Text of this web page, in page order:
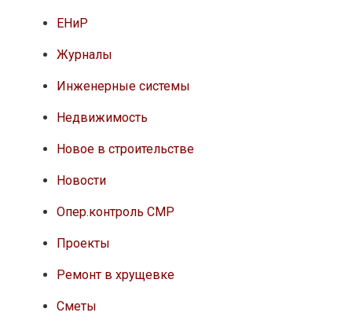
ЕНиР
Журналы
Инженерные системы
Недвижимость
Новое в строительстве
Новости
Опер.контроль СМР
Проекты
Ремонт в хрущевке
Сметы